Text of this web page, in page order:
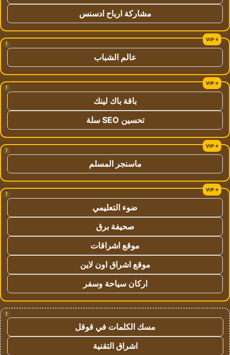
مشاركة ارباح ادسنس
!
عالم الشباب
!
باقة باك لينك
تحسين SEO سلة
!
ماسنجر المسلم
!
ضوء التعليمي
صحيفة برق
موقع اشراقات
موقع اشراق اون لاين
اركان سياحة وسفر
!
مسك الكلمات في قوقل
اشراق التقنية